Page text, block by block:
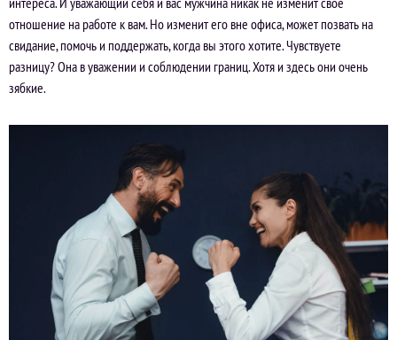
отношение на работе к вам. Но изменит его вне офиса, может позвать на
свидание, помочь и поддержать, когда вы этого хотите. Чувствуете
разницу? Она в уважении и соблюдении границ. Хотя и здесь они очень
зябкие.